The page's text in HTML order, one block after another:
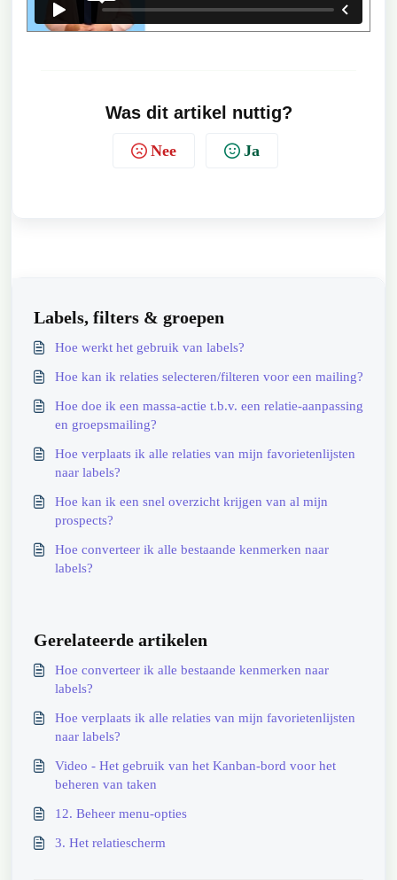
Was dit artikel nuttig?
Nee Ja
Labels, filters & groepen
Hoe werkt het gebruik van labels?
Hoe kan ik relaties selecteren/filteren voor een mailing?
Hoe doe ik een massa-actie t.b.v. een relatie-aanpassing
en groepsmailing?
Hoe verplaats ik alle relaties van mijn favorietenlijsten
naar labels?
Hoe kan ik een snel overzicht krijgen van al mijn
prospects?
Hoe converteer ik alle bestaande kenmerken naar
labels?
Gerelateerde artikelen
Hoe converteer ik alle bestaande kenmerken naar
labels?
Hoe verplaats ik alle relaties van mijn favorietenlijsten
naar labels?
Video - Het gebruik van het Kanban-bord voor het
beheren van taken
12. Beheer menu-opties
3. Het relatiescherm